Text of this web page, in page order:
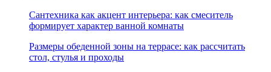
Сантехника как акцент интерьера: как смеситель
формирует характер ванной комнаты
Размеры обеденной зоны на террасе: как рассчитать
стол, стулья и проходы